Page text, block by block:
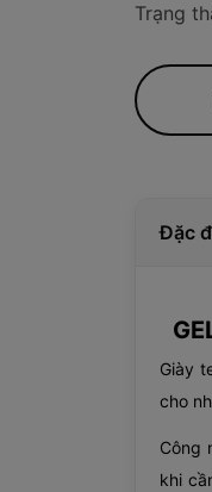
Trạng
Đặc
Giày
cho
Công
khi